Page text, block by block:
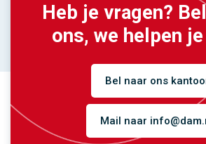
Heb je vragen?
ons, we helpen
Bel naar ons
Mail naar